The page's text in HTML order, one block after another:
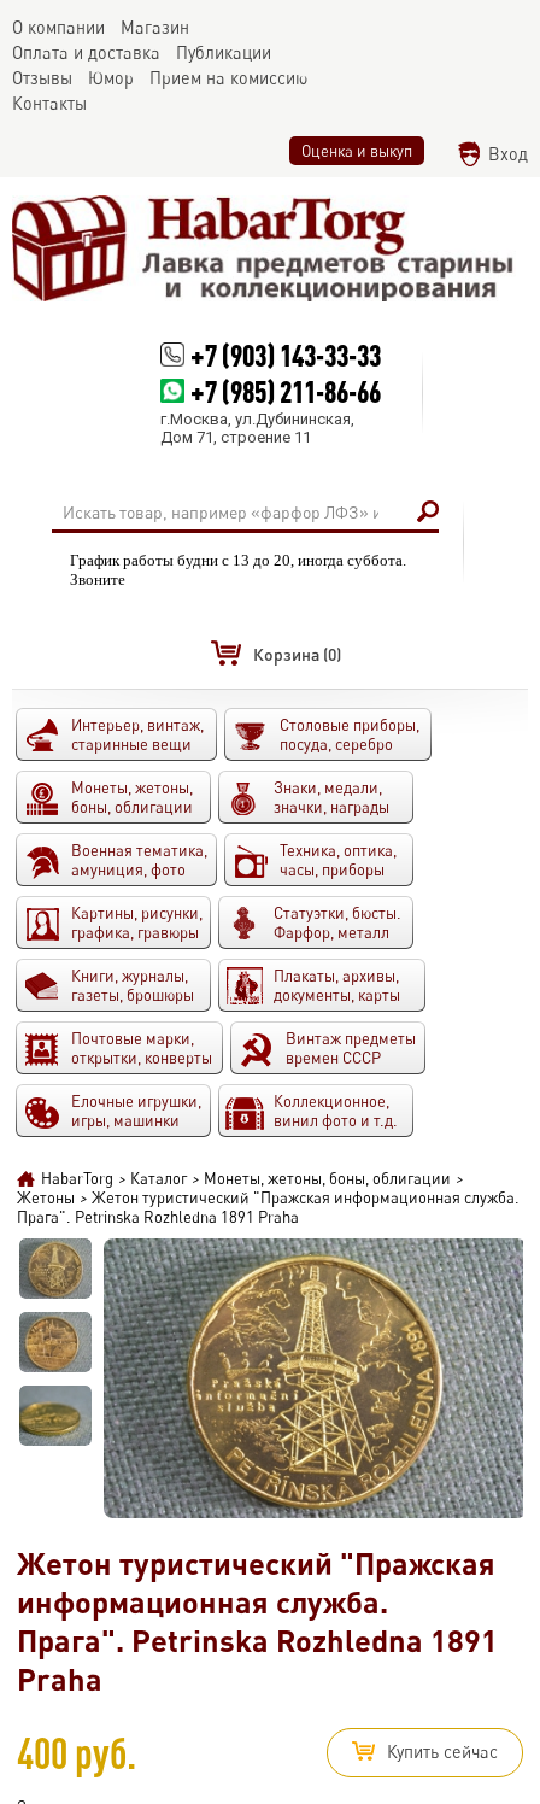
О компании
Магазин
Оплата и доставка
Публикации
Отзывы
Юмор
Прием на комиссию
Контакты
Оценка и выкуп Вход
+7 (903) 143-33-33
+7 (985) 211-86-66
г.Москва, ул.Дубининская,
Дом 71, строение 11
График работы будни с 13 до 20, иногда суббота.
Звоните
Корзина (0)
Интерьер, винтаж,
старинные вещи
Столовые приборы,
посуда, серебро
Монеты, жетоны,
боны, облигации
Знаки, медали,
значки, награды
Военная тематика,
амуниция, фото
Техника, оптика,
часы, приборы
Картины, рисунки,
графика, гравюры
Статуэтки, бюсты.
Фарфор, металл
Книги, журналы,
газеты, брошюры
Плакаты, архивы,
документы, карты
Почтовые марки,
открытки, конверты
Винтаж предметы
времен СССР
Елочные игрушки,
игры, машинки
Коллекционное,
винил фото и т.д.
HabarTorg > Каталог > Монеты, жетоны, боны, облигации >
Жетоны > Жетон туристический "Пражская информационная служба.
Прага". Petrinska Rozhledna 1891 Praha
Жетон туристический "Пражская
информационная служба.
Прага". Petrinska Rozhledna 1891
Praha
400 руб. Купить сейчас